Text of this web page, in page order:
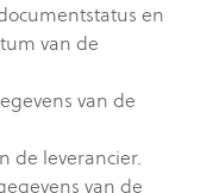
en
van de
van de
de leverancier.
van de